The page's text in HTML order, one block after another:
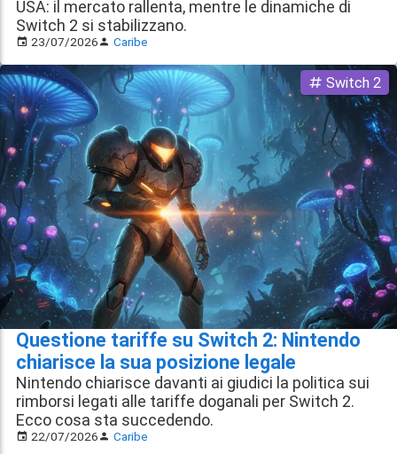
USA: il mercato rallenta, mentre le dinamiche di
Switch 2 si stabilizzano.
23/07/2026 Caribe
Questione tariffe su Switch 2: Nintendo
chiarisce la sua posizione legale
Switch 2
Nintendo chiarisce davanti ai giudici la politica sui
rimborsi legati alle tariffe doganali per Switch 2.
Ecco cosa sta succedendo.
22/07/2026 Caribe